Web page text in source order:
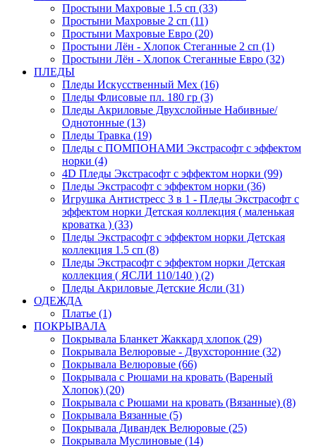
Простыни Махровые 1.5 сп (33)
Простыни Махровые 2 сп (11)
Простыни Махровые Евро (20)
Простыни Лён - Хлопок Стеганные 2 сп (1)
Простыни Лён - Хлопок Стеганные Евро (32)
ПЛЕДЫ
Пледы Искусственный Мех (16)
Пледы Флисовые пл. 180 гр (3)
Пледы Акриловые Двухслойные Набивные/
Однотонные (13)
Пледы Травка (19)
Пледы с ПОМПОНАМИ Экстрасофт с эффектом
норки (4)
4D Пледы Экстрасофт с эффектом норки (99)
Пледы Экстрасофт с эффектом норки (36)
Игрушка Антистресс 3 в 1 - Пледы Экстрасофт с
эффектом норки Детская коллекция ( маленькая
кроватка ) (33)
Пледы Экстрасофт с эффектом норки Детская
коллекция 1.5 сп (8)
Пледы Экстрасофт с эффектом норки Детская
коллекция ( ЯСЛИ 110/140 ) (2)
Пледы Акриловые Детские Ясли (31)
ОДЕЖДА
Платье (1)
ПОКРЫВАЛА
Покрывала Бланкет Жаккард хлопок (29)
Покрывала Велюровые - Двухсторонние (32)
Покрывала Велюровые (66)
Покрывала с Рюшами на кровать (Вареный
Хлопок) (20)
Покрывала с Рюшами на кровать (Вязанные) (8)
Покрывала Вязанные (5)
Покрывала Дивандек Велюровые (25)
Покрывала Муслиновые (14)